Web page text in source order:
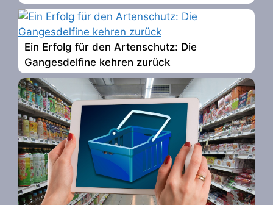
Ein Erfolg für den Artenschutz: Die
Gangesdelfine kehren zurück